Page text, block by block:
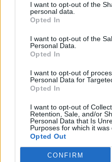
I want to opt-out of the
personal data.
Opted In
I want to opt-out of the
Personal Data.
Opted In
I want to opt-out of
Personal Data for
Opted In
I want to opt-out of
Retention, Sale, and/or
Personal Data that Is
Purposes for which it was
Opted Out
CONFIRM
behandeling met Solian
begrepen dat het bij
geef mening
Solian
08-09-2017 | Vrouw | 40
amisulpride (50)
Angst & paniekstoornis
Hoeveelheid bijwerkingen